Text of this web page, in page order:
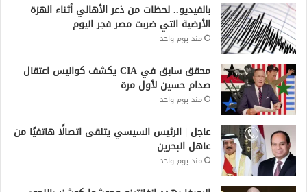
بالفيديو.. لحظات من ذعر الأهالي أثناء الهزة
الأرضية التي ضربت مصر فجر اليوم
منذ يوم واحد
محقق سابق في CIA يكشف كواليس اعتقال
صدام حسين لأول مرة
منذ يوم واحد
عاجل | الرئيس السيسي يتلقى اتصالًا هاتفيًا من
عاهل البحرين
منذ يوم واحد